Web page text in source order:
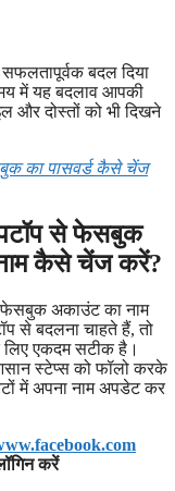
बदल दिया
में यह बदलाव आपकी
और दोस्तों को भी दिखने
का पासवर्ड कैसे चेंज
से फेसबुक
कैसे चेंज करें?
अकाउंट का नाम
से बदलना चाहते हैं, तो
एकदम सटीक है।
स्टेप्स को फॉलो करके
में अपना नाम अपडेट कर
करें